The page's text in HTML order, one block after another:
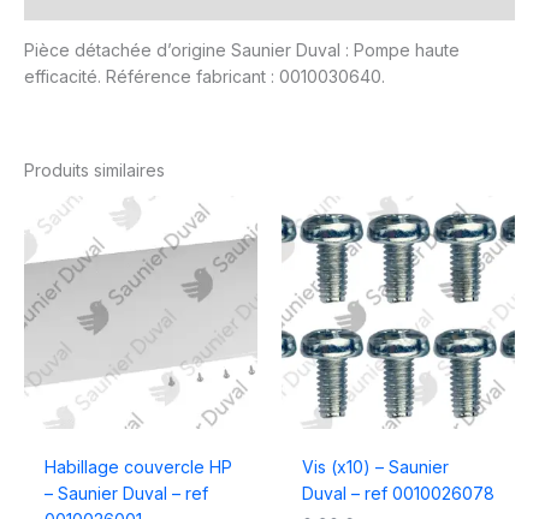
Pièce détachée d’origine Saunier Duval : Pompe haute
efficacité. Référence fabricant : 0010030640.
Produits similaires
Habillage couvercle HP
– Saunier Duval – ref
Vis (x10) – Saunier
Duval – ref 0010026078